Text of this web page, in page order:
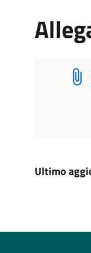
Ultimo